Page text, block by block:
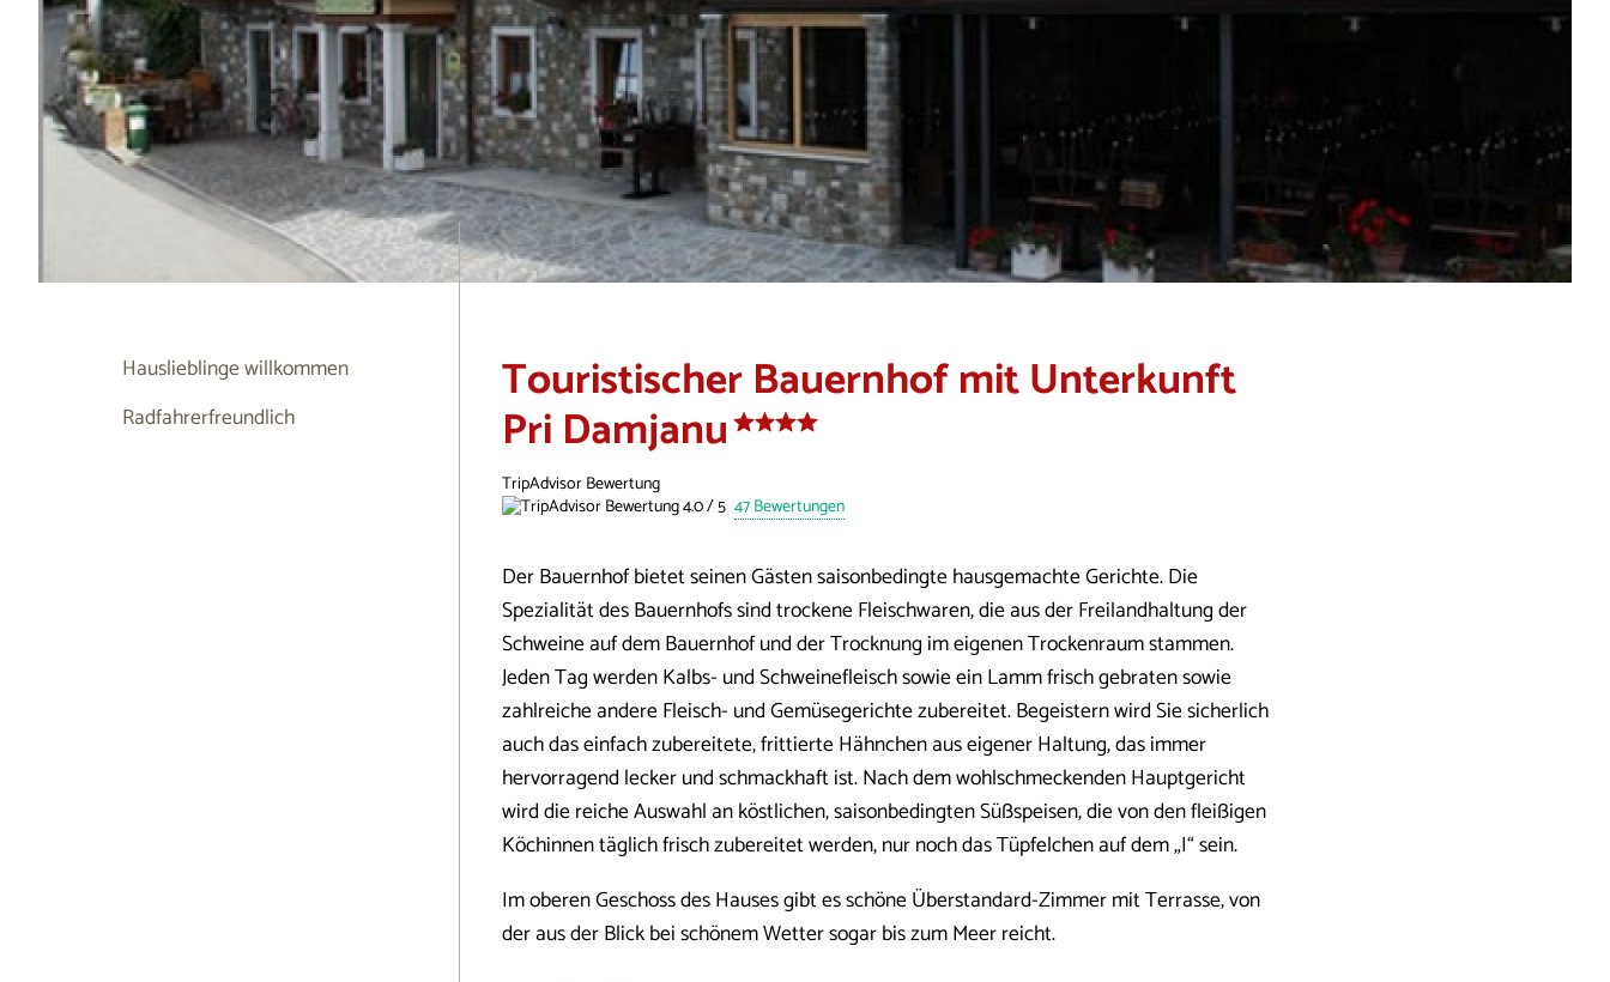
Touristischer Bauernhof mit Unterkunft
Pri Damjanu
TripAdvisor Bewertung
47 Bewertungen
Der Bauernhof bietet seinen Gästen saisonbedingte hausgemachte Gerichte. Die
Spezialität des Bauernhofs sind trockene Fleischwaren, die aus der Freilandhaltung der
Schweine auf dem Bauernhof und der Trocknung im eigenen Trockenraum stammen.
Jeden Tag werden Kalbs- und Schweinefleisch sowie ein Lamm frisch gebraten sowie
zahlreiche andere Fleisch- und Gemüsegerichte zubereitet. Begeistern wird Sie sicherlich
auch das einfach zubereitete, frittierte Hähnchen aus eigener Haltung, das immer
hervorragend lecker und schmackhaft ist. Nach dem wohlschmeckenden Hauptgericht
wird die reiche Auswahl an köstlichen, saisonbedingten Süßspeisen, die von den fleißigen
Köchinnen täglich frisch zubereitet werden, nur noch das Tüpfelchen auf dem „I“ sein.
Im oberen Geschoss des Hauses gibt es schöne Überstandard-Zimmer mit Terrasse, von
der aus der Blick bei schönem Wetter sogar bis zum Meer reicht.
Hauslieblinge willkommen
Radfahrerfreundlich